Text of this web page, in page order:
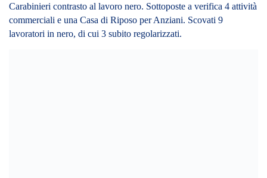
Carabinieri contrasto al lavoro nero. Sottoposte a verifica 4 attività
commerciali e una Casa di Riposo per Anziani. Scovati 9
lavoratori in nero, di cui 3 subito regolarizzati.